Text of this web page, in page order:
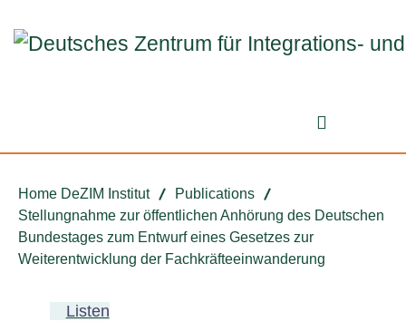
Search
Home DeZIM Institut
Publications
Stellungnahme zur öffentlichen Anhörung des Deutschen
Bundestages zum Entwurf eines Gesetzes zur
Weiterentwicklung der Fachkräfteeinwanderung
Listen